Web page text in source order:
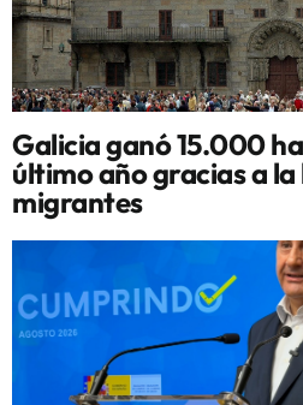
Galicia ganó 15.000
último año gracias a la
migrantes